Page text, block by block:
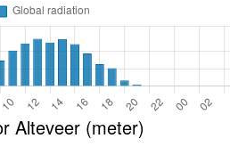
Alteveer (meter)